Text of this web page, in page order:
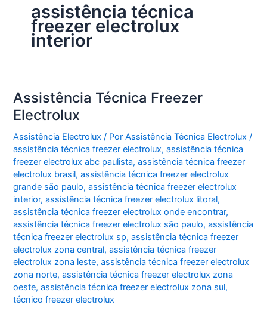
assistência técnica
freezer electrolux
interior
Assistência Técnica Freezer
Electrolux
Assistência Electrolux / PorAssistência Técnica Electrolux/
assistência técnica freezer electrolux,assistência técnica
freezer electrolux abc paulista,assistência técnica freezer
electrolux brasil,assistência técnica freezer electrolux
grande são paulo,assistência técnica freezer electrolux
interior,assistência técnica freezer electrolux litoral,
assistência técnica freezer electrolux onde encontrar,
assistência técnica freezer electrolux são paulo,assistência
técnica freezer electrolux sp,assistência técnica freezer
electrolux zona central,assistência técnica freezer
electrolux zona leste,assistência técnica freezer electrolux
zona norte,assistência técnica freezer electrolux zona
oeste,assistência técnica freezer electrolux zona sul,
técnico freezer electrolux